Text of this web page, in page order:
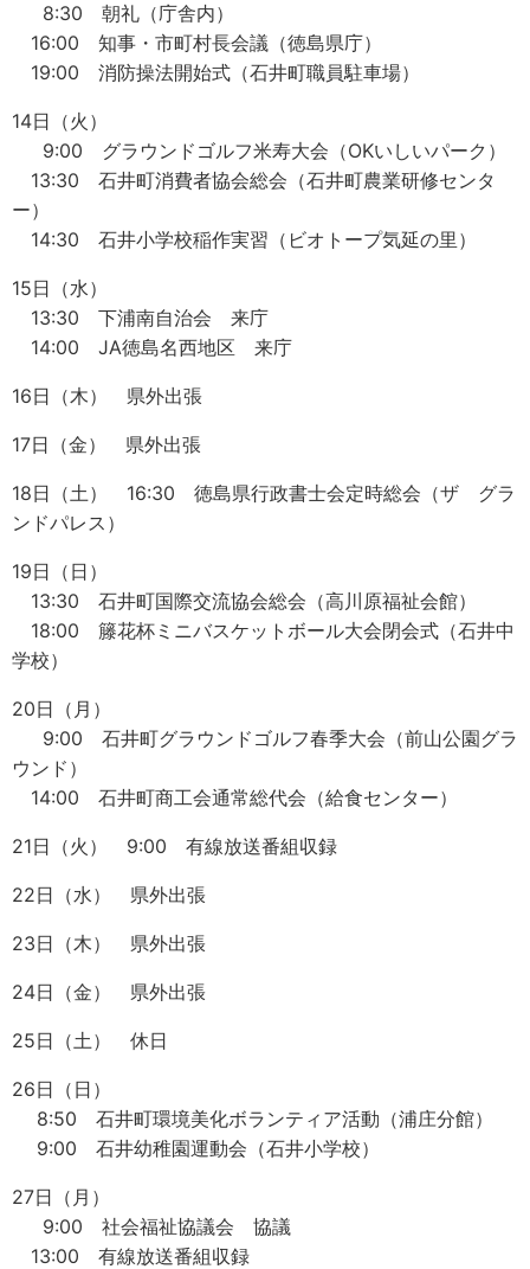
8:30 朝礼（庁舎内）
16:00 知事・市町村長会議（徳島県庁）
19:00 消防操法開始式（石井町職員駐車場）
14日（火）
9:00 グラウンドゴルフ米寿大会（OKいしいパーク）
13:30 石井町消費者協会総会（石井町農業研修センタ
ー）
14:30 石井小学校稲作実習（ビオトープ気延の里）
15日（水）
13:30 下浦南自治会 来庁
14:00 JA徳島名西地区 来庁
16日（木） 県外出張
17日（金） 県外出張
18日（土） 16:30 徳島県行政書士会定時総会（ザ グラ
ンドパレス）
19日（日）
13:30 石井町国際交流協会総会（高川原福祉会館）
18:00 籐花杯ミニバスケットボール大会閉会式（石井中
学校）
20日（月）
9:00 石井町グラウンドゴルフ春季大会（前山公園グラ
ウンド）
14:00 石井町商工会通常総代会（給食センター）
21日（火） 9:00 有線放送番組収録
22日（水） 県外出張
23日（木） 県外出張
24日（金） 県外出張
25日（土） 休日
26日（日）
8:50 石井町環境美化ボランティア活動（浦庄分館）
9:00 石井幼稚園運動会（石井小学校）
27日（月）
9:00 社会福祉協議会 協議
13:00 有線放送番組収録